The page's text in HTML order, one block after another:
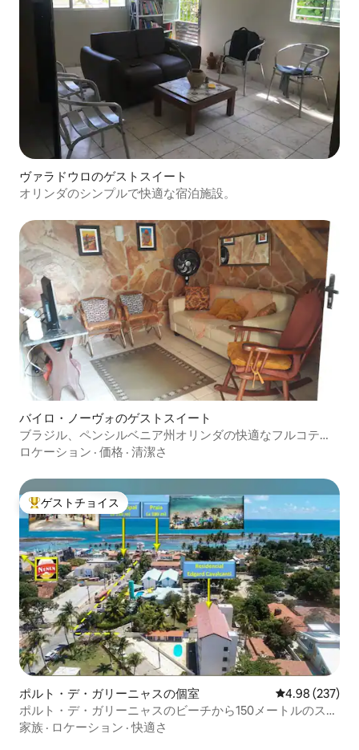
ヴァラドウロのゲストスイート
オリンダのシンプルで快適な宿泊施設。
バイロ・ノーヴォのゲストスイート
ブラジル、ペンシルベニア州オリンダの快適なフルコテー
ジ
ロケーション · 価格 · 清潔さ
大好評のゲストチョイスです。
ゲストチョイス
ポルト・デ・ガリーニャスの個室 レビュー237
4.98 (237)
ポルト・デ・ガリーニャスのビーチから150メートルのスイ
ート
家族 · ロケーション ·快適さ